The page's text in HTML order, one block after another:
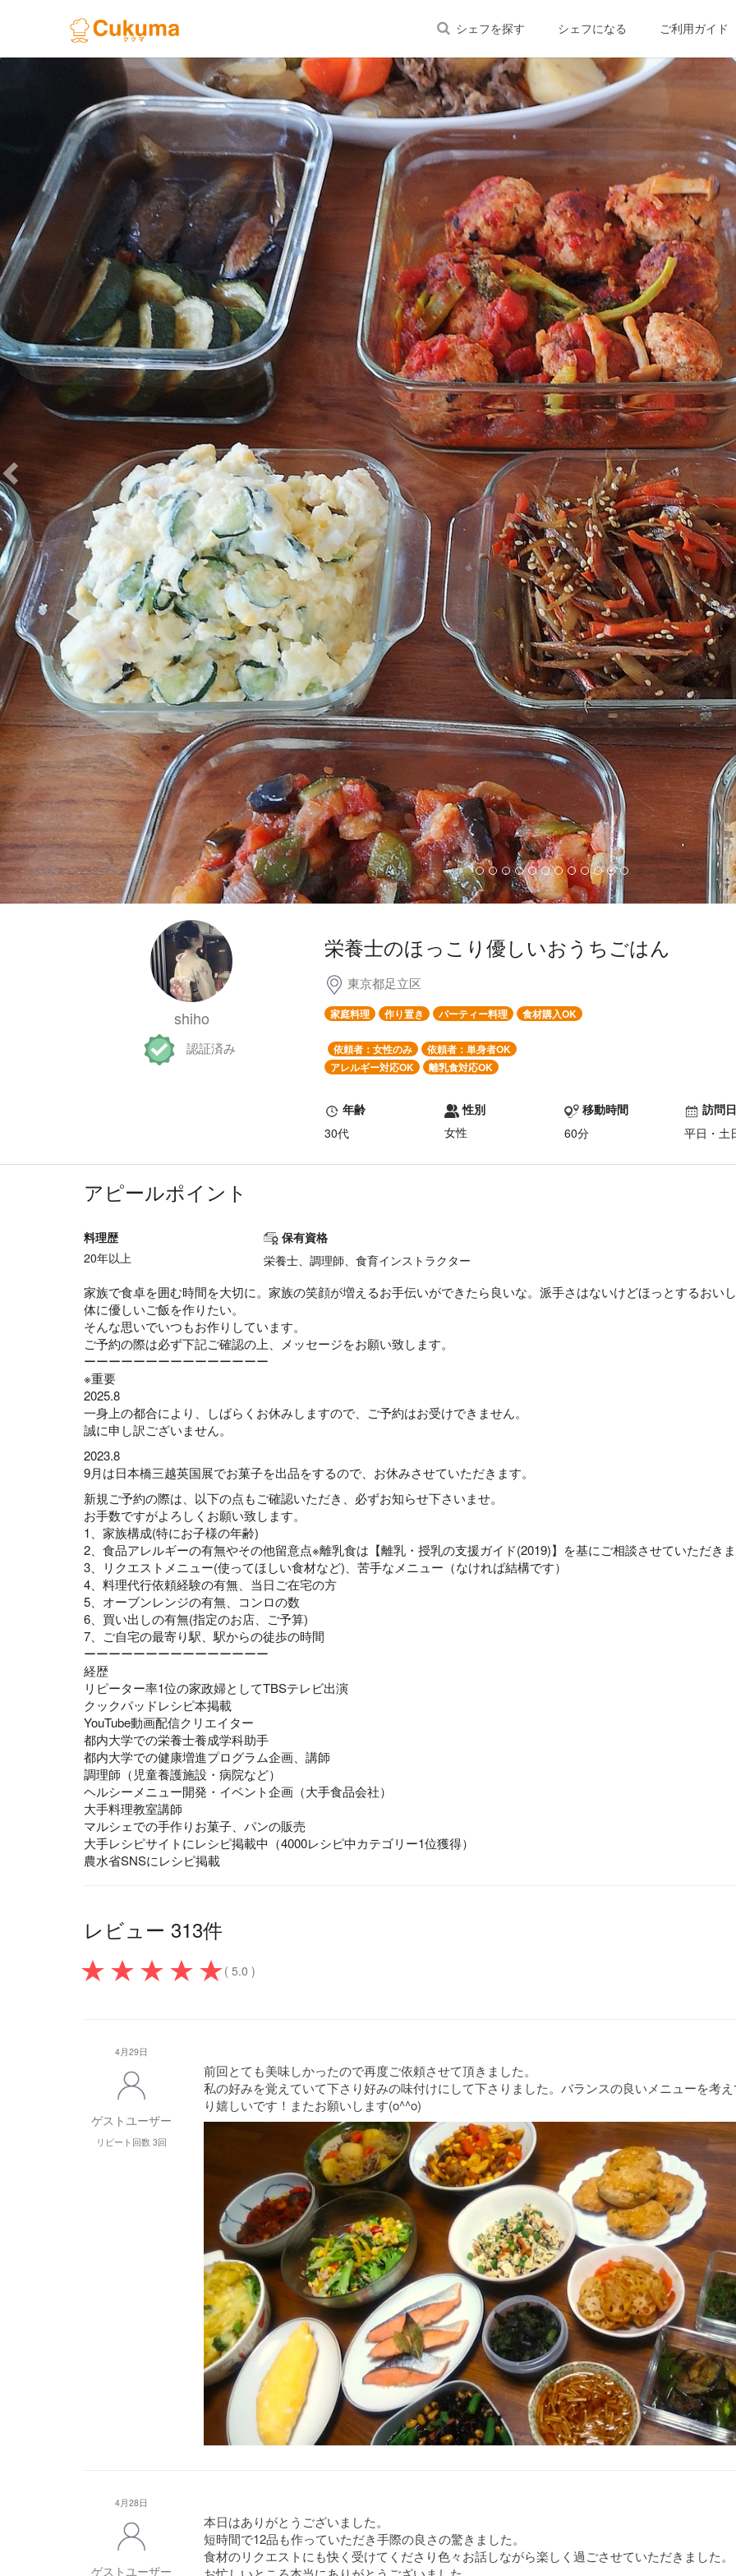
シェフを探す シェフになる ご利用ガイド
Previous
shiho
認証済み
栄養士のほっこり優しいおうちごはん
東京都足立区
家庭料理 作り置き パーティー料理 食材購入OK
依頼者：女性のみ
依頼者：単身者OK
アレルギー対応OK
離乳食対応OK
年齢
30代
性別
女性
移動時間
60分
訪問
平日・土
アピールポイント
料理歴
20年以上
保有資格
栄養士、調理師、食育インストラクター
家族で食卓を囲む時間を大切に。家族の笑顔が増えるお手伝いができたら良いな。派手さはないけどほっとするおい
体に優しいご飯を作りたい。
そんな思いでいつもお作りしています。
ご予約の際は必ず下記ご確認の上、メッセージをお願い致します。
ーーーーーーーーーーーーーーー
※重要
2025.8
一身上の都合により、しばらくお休みしますので、ご予約はお受けできません。
誠に申し訳ございません。
2023.8
9月は日本橋三越英国展でお菓子を出品をするので、お休みさせていただきます。
新規ご予約の際は、以下の点もご確認いただき、必ずお知らせ下さいませ。
お手数ですがよろしくお願い致します。
1、家族構成(特にお子様の年齢)
2、食品アレルギーの有無やその他留意点※離乳食は【離乳・授乳の支援ガイド(2019)】を基にご相談させていただき
3、リクエストメニュー(使ってほしい食材など)、苦手なメニュー（なければ結構です）
4、料理代行依頼経験の有無、当日ご在宅の方
5、オーブンレンジの有無、コンロの数
6、買い出しの有無(指定のお店、ご予算)
7、ご自宅の最寄り駅、駅からの徒歩の時間
ーーーーーーーーーーーーーーー
経歴
リピーター率1位の家政婦としてTBSテレビ出演
クックパッドレシピ本掲載
YouTube動画配信クリエイター
都内大学での栄養士養成学科助手
都内大学での健康増進プログラム企画、講師
調理師（児童養護施設・病院など）
ヘルシーメニュー開発・イベント企画（大手食品会社）
大手料理教室講師
マルシェでの手作りお菓子、パンの販売
大手レシピサイトにレシピ掲載中（4000レシピ中カテゴリー1位獲得）
農水省SNSにレシピ掲載
レビュー 313件
( 5.0 )
4月29日
ゲストユーザー
リピート回数 3回
前回とても美味しかったので再度ご依頼させて頂きました。
私の好みを覚えていて下さり好みの味付けにして下さりました。バランスの良いメニューを考
り嬉しいです！またお願いします(o^^o)
4月28日
ゲストユーザー
本日はありがとうございました。
短時間で12品も作っていただき手際の良さの驚きました。
食材のリクエストにも快く受けてくださり色々お話しながら楽しく過ごさせていただきました。